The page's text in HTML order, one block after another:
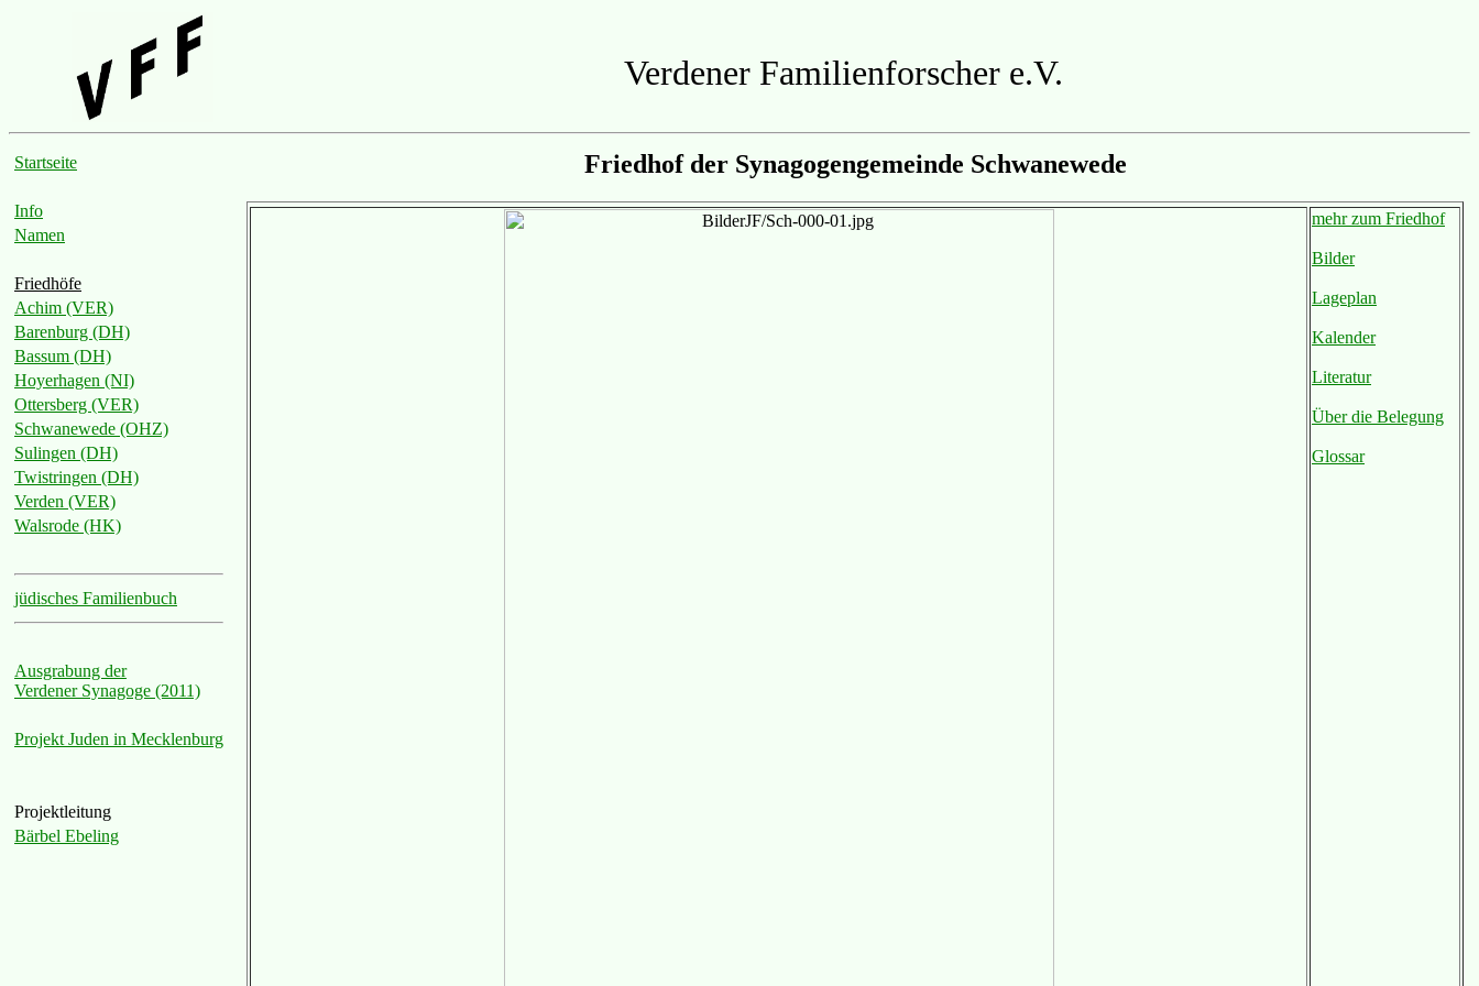
Verdener Familienforscher e.V.
Startseite
Info
Namen
Friedhöfe
Achim (VER)
Barenburg (DH)
Bassum (DH)
Hoyerhagen (NI)
Ottersberg (VER)
Schwanewede (OHZ)
Sulingen (DH)
Twistringen (DH)
Verden (VER)
Walsrode (HK)
jüdisches Familienbuch
Ausgrabung der
Verdener Synagoge (2011)
Projekt Juden in Mecklenburg
Projektleitung
Bärbel Ebeling
Friedhof der Synagogengemeinde Schwanewede
mehr zum Friedhof
Bilder
Lageplan
Kalender
Literatur
Über die Belegung
Glossar